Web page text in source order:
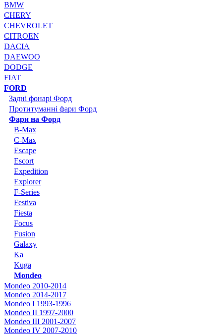
BMW
CHERY
CHEVROLET
CITROEN
DACIA
DAEWOO
DODGE
FIAT
FORD
Задні фонарі Форд
Протитуманні фари Форд
Фари на Форд
B-Max
C-Max
Escape
Escort
Expedition
Explorer
F-Series
Festiva
Fiesta
Focus
Fusion
Galaxy
Ka
Kuga
Mondeo
Mondeo 2010-2014
Mondeo 2014-2017
Mondeo I 1993-1996
Mondeo II 1997-2000
Mondeo III 2001-2007
Mondeo IV 2007-2010